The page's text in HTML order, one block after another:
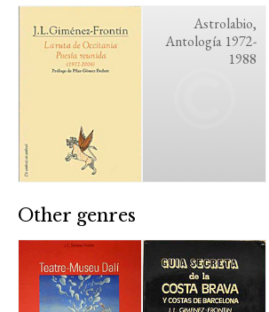
Astrolabio,
Antología 1972-
1988
Other genres